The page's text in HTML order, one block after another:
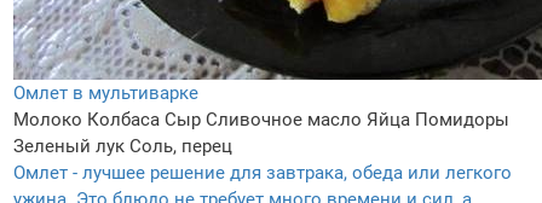
Омлет в мультиварке
Молоко Колбаса Сыр Сливочное масло Яйца Помидоры
Зеленый лук Соль, перец
Омлет - лучшее решение для завтрака, обеда или легкого